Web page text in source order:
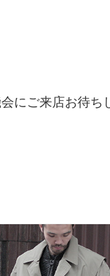
にご来店お待ち